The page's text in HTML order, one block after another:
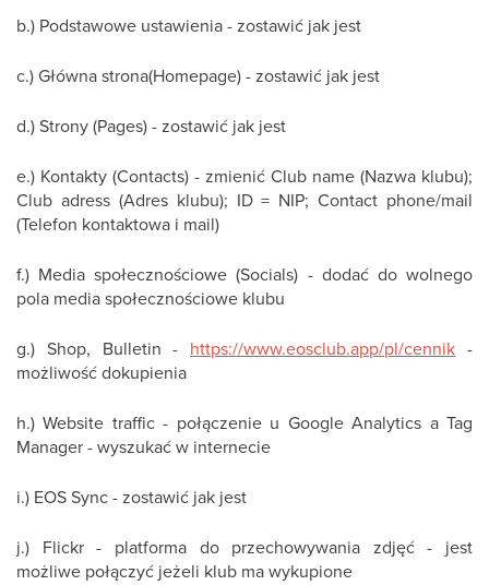
b.) Podstawowe ustawienia - zostawić jak jest
c.) Główna strona(Homepage) - zostawić jak jest
d.) Strony (Pages) - zostawić jak jest
e.) Kontakty (Contacts) - zmienić Club name (Nazwa klubu);
Club adress (Adres klubu); ID = NIP; Contact phone/mail
(Telefon kontaktowa i mail)
f.) Media społecznościowe (Socials) - dodać do wolnego
pola media społecznościowe klubu
g.) Shop, Bulletin - https://www.eosclub.app/pl/cennik -
możliwość dokupienia
h.) Website traffic - połączenie u Google Analytics a Tag
Manager - wyszukać w internecie
i.) EOS Sync - zostawić jak jest
j.) Flickr - platforma do przechowywania zdjęć - jest
możliwe połączyć jeżeli klub ma wykupione